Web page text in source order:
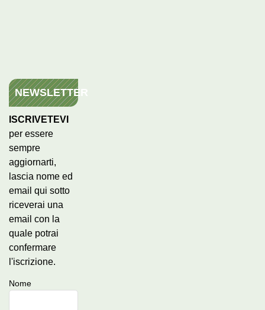
NEWSLETTER
ISCRIVETEVI
per essere
sempre
aggiornarti,
lascia nome ed
email qui sotto
riceverai una
email con la
quale potrai
confermare
l'iscrizione.
Nome